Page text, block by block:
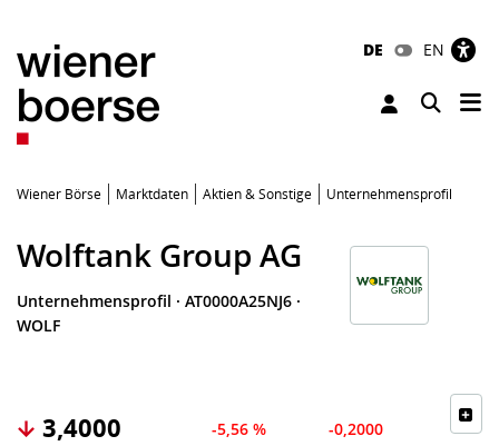
DE EN
Toggle
Wiener Börse Marktdaten Aktien & Sonstige Unternehmensprofil
Wolftank Group AG
Unternehmensprofil · AT0000A25NJ6 ·
WOLF
3,4000 -5,56 % -0,2000